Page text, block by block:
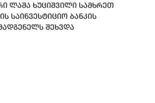
ლაშა ხუციშვილი სამხრეთ
საინვესტიციო ბანკის
შეხვდა